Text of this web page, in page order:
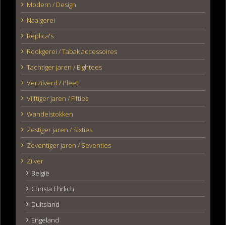
Modern / Design
Naaigerei
Replica's
Rookgerei / Tabak accessoires
Tachtiger jaren / Eightees
Verzilverd / Pleet
Vijftiger jaren / Fifties
Wandelstokken
Zestiger jaren / Sixties
Zeventiger jaren / Seventies
Zilver
België
Christa Ehrlich
Duitsland
Engeland